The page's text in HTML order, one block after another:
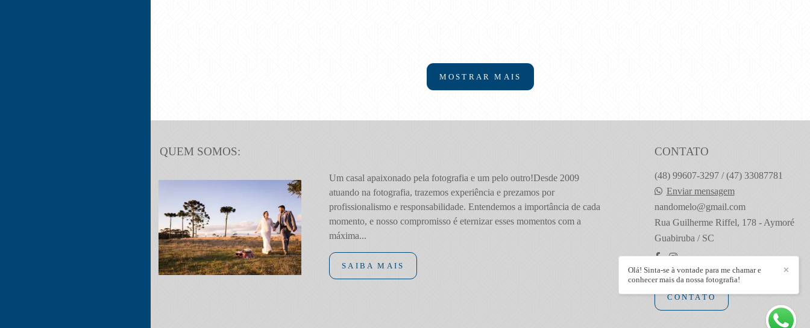
MOSTRAR MAIS
QUEM SOMOS:
Um casal apaixonado pela fotografia e um pelo outro!Desde 2009
atuando na fotografia, trazemos experiência e prezamos por
profissionalismo e responsabilidade. Entendemos a importância de cada
momento, e nosso compromisso é eternizar esses momentos com a
máxima...
SAIBA MAIS
CONTATO
(48) 99607-3297 / (47) 33087781
Enviar mensagem
nandomelo@gmail.com
Rua Guilherme Riffel, 178 - Aymoré
Guabiruba / SC
CONTATO
✕
Olá! Sinta-se à vontade para me chamar e
conhecer mais da nossa fotografia!